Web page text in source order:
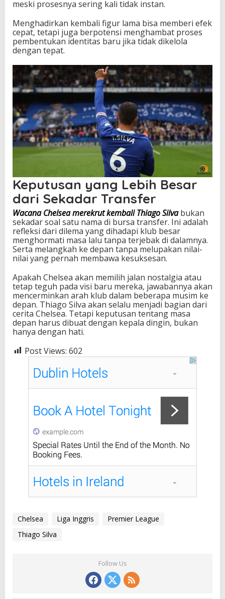
meski prosesnya sering kali tidak instan.
Menghadirkan kembali figur lama bisa memberi efek
cepat, tetapi juga berpotensi menghambat proses
pembentukan identitas baru jika tidak dikelola
dengan tepat.
Keputusan yang Lebih Besar
dari Sekadar Transfer
Wacana Chelsea merekrut kembali Thiago Silvabukan
sekadar soal satu nama di bursa transfer. Ini adalah
refleksi dari dilema yang dihadapi klub besar
menghormati masa lalu tanpa terjebak di dalamnya.
Serta melangkah ke depan tanpa melupakan nilai-
nilai yang pernah membawa kesuksesan.
Apakah Chelsea akan memilih jalan nostalgia atau
tetap teguh pada visi baru mereka, jawabannya akan
mencerminkan arah klub dalam beberapa musim ke
depan. Thiago Silva akan selalu menjadi bagian dari
cerita Chelsea. Tetapi keputusan tentang masa
depan harus dibuat dengan kepala dingin, bukan
hanya dengan hati.
Post Views: 602
Chelsea Liga Inggris
Premier League
Thiago Silva
Follow Us